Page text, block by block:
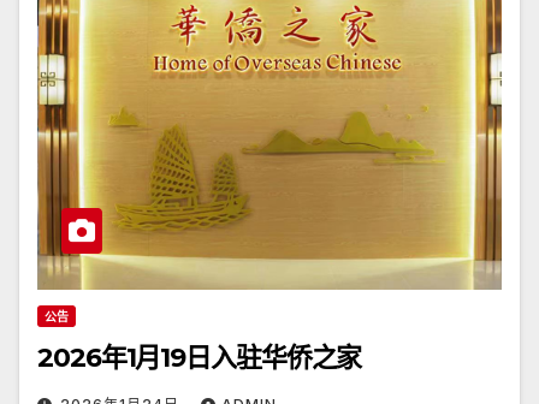
公告
2026年1月19日入驻华侨之家